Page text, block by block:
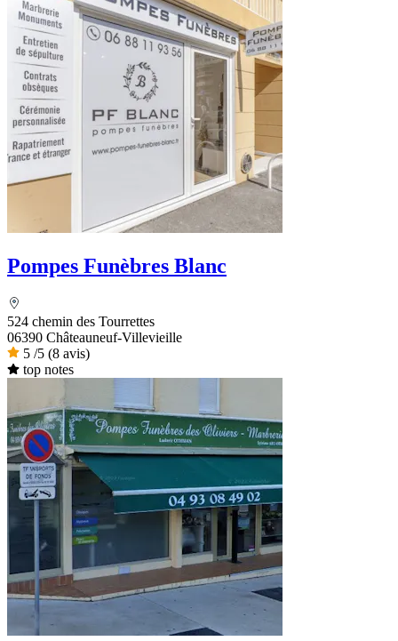
Pompes Funèbres Blanc
524 chemin des Tourrettes
06390 Châteauneuf-Villevieille
5 /5 (8 avis)
top notes